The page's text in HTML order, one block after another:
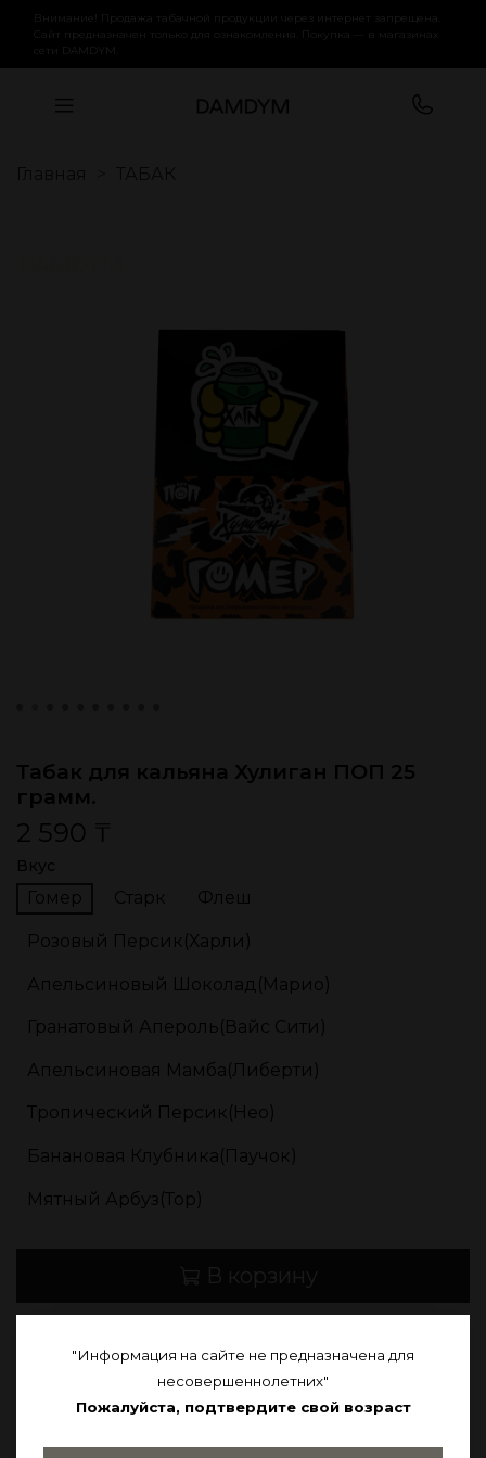
Внимание! Продажа табачной продукции через интернет запрещена.
Сайт предназначен только для ознакомления. Покупка — в магазинах
сети DAMDYM.
Табак для кальяна Хулиган ПОП 25
грамм.
2 590 ₸
Вкус
Гомер Старк Флеш
Розовый Персик(Харли)
Апельсиновый Шоколад(Марио)
Гранатовый Апероль(Вайс Сити)
Апельсиновая Мамба(Либерти)
Тропический Персик(Нео)
Банановая Клубника(Паучок)
Мятный Арбуз(Тор)
Описание
"Информация на сайте не предназначена для
несовершеннолетних"
Пожалуйста, подтвердите свой возраст